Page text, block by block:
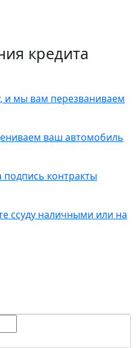
кредита
и мы вам перезваниваем
ваш автомобиль
контракты
ссуду наличными или на